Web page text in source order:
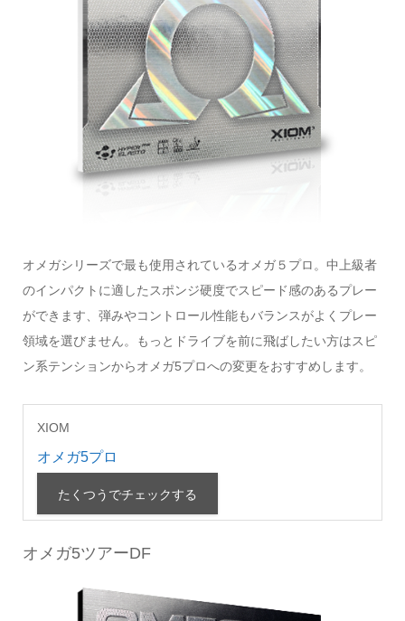
オメガシリーズで最も使用されているオメガ５プロ。中上級者
のインパクトに適したスポンジ硬度でスピード感のあるプレー
ができます、弾みやコントロール性能もバランスがよくプレー
領域を選びません。もっとドライブを前に飛ばしたい方はスピ
ン系テンションからオメガ5プロへの変更をおすすめします。
XIOM
オメガ5プロ
たくつうでチェックする
オメガ5ツアーDF